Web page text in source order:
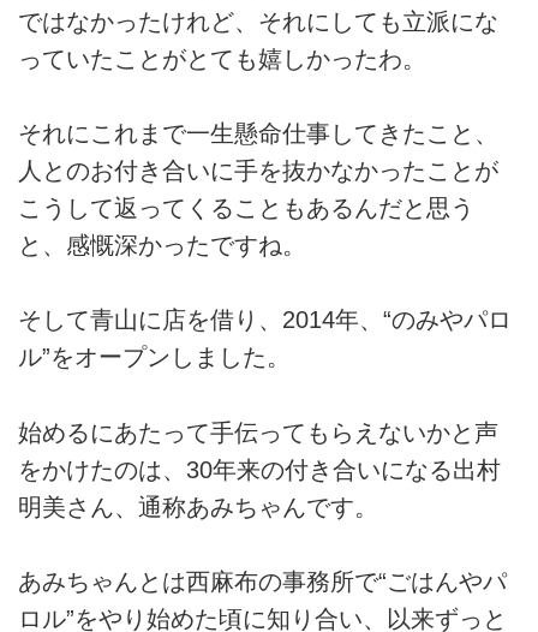
ではなかったけれど、それにしても立派にな
っていたことがとても嬉しかったわ。
それにこれまで一生懸命仕事してきたこと、
人とのお付き合いに手を抜かなかったことが
こうして返ってくることもあるんだと思う
と、感慨深かったですね。
そして青山に店を借り、2014年、“のみやパロ
ル”をオープンしました。
始めるにあたって手伝ってもらえないかと声
をかけたのは、30年来の付き合いになる出村
明美さん、通称あみちゃんです。
あみちゃんとは西麻布の事務所で“ごはんやパ
ロル”をやり始めた頃に知り合い、以来ずっと